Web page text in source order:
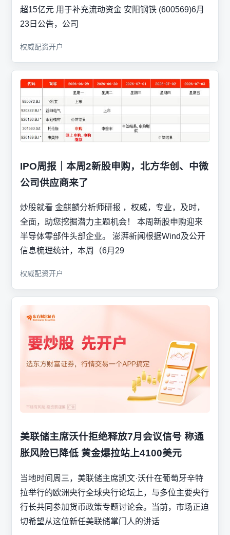
超15亿元 用于补充流动资金 安阳钢铁 (600569)6月
23日公告，公司
权威配资开户
IPO周报｜本周2新股申购，北方华创、中微
公司供应商来了
炒股就看 金麒麟分析师研报 ，权威，专业，及时，
全面，助您挖掘潜力主题机会！ 本周新股申购迎来
半导体零部件头部企业。 澎湃新闻根据Wind及公开
信息梳理统计，本周（6月29
权威配资开户
美联储主席沃什拒绝释放7月会议信号 称通
胀风险已降低 黄金爆拉站上4100美元
当地时间周三，美联储主席凯文·沃什在葡萄牙辛特
拉举行的欧洲央行全球央行论坛上，与多位主要央行
行长共同参加货币政策专题讨论会。当前，市场正迫
切希望从这位新任美联储掌门人的讲话